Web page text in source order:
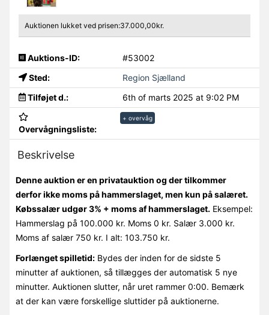
Auktionen lukket ved prisen:37.000,00kr.
Auktions-ID:
#53002
Sted:
Region Sjælland
Tilføjet d.:
6th of marts 2025 at 9:02 PM
Overvågningsliste:
+ overvåg
Beskrivelse
Denne auktion er en privatauktion og der tilkommer
derfor ikke moms på hammerslaget, men kun på salæret.
Købssalær udgør 3% + moms af hammerslaget.Eksempel:
Hammerslag på 100.000 kr. Moms 0 kr. Salær 3.000 kr.
Moms af salær 750 kr. I alt: 103.750 kr.
Forlænget spilletid:Bydes der inden for de sidste 5
minutter af auktionen, så tillægges der automatisk 5 nye
minutter. Auktionen slutter, når uret rammer 0:00. Bemærk
at der kan være forskellige sluttider på auktionerne.